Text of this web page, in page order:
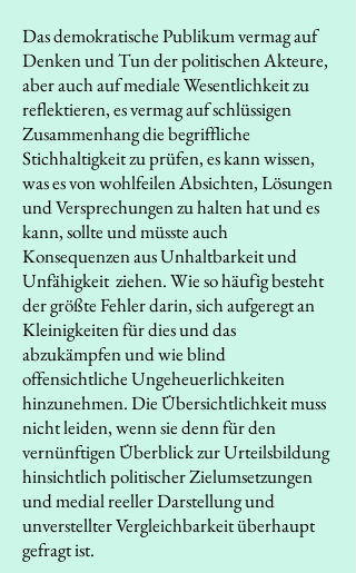
Das demokratische Publikum vermag auf
Denken und Tun der politischen Akteure,
aber auch auf mediale Wesentlichkeit zu
reflektieren, es vermag auf schlüssigen
Zusammenhang die begriffliche
Stichhaltigkeit zu prüfen, es kann wissen,
was es von wohlfeilen Absichten, Lösungen
und Versprechungen zu halten hat und es
kann, sollte und müsste auch
Konsequenzen aus Unhaltbarkeit und
Unfähigkeit ziehen. Wie so häufig besteht
der größte Fehler darin, sich aufgeregt an
Kleinigkeiten für dies und das
abzukämpfen und wie blind
offensichtliche Ungeheuerlichkeiten
hinzunehmen. Die Übersichtlichkeit muss
nicht leiden, wenn sie denn für den
vernünftigen Überblick zur Urteilsbildung
hinsichtlich politischer Zielumsetzungen
und medial reeller Darstellung und
unverstellter Vergleichbarkeit überhaupt
gefragt ist.